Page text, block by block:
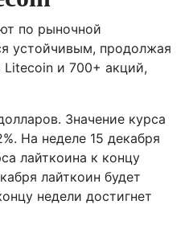
по рыночной
устойчивым, продолжая
и 700+ акций,
Значение курса
На неделе 15 декабря
лайткоина к концу
лайткоин будет
недели достигнет